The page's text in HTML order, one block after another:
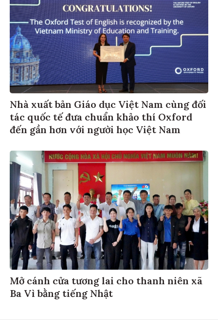
Nhà xuất bản Giáo dục Việt Nam cùng đối
tác quốc tế đưa chuẩn khảo thí Oxford
đến gần hơn với người học Việt Nam
Mở cánh cửa tương lai cho thanh niên xã
Ba Vì bằng tiếng Nhật